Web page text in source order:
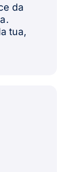
da
tua,